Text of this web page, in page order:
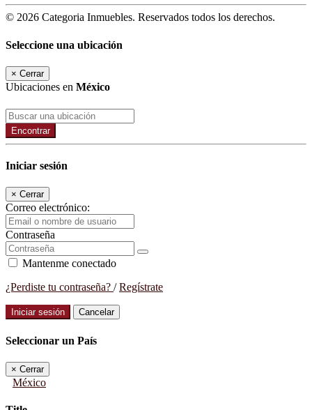
© 2026 Categoria Inmuebles. Reservados todos los derechos.
Seleccione una ubicación
× Cerrar
Ubicaciones en México
Encontrar
Iniciar sesión
× Cerrar
Correo electrónico:
Contraseña
Mantenme conectado
¿Perdiste tu contraseña? /Regístrate
Iniciar sesión Cancelar
Seleccionar un País
× Cerrar
México